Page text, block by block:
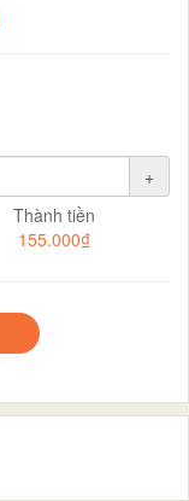
+
Thành tiền
155.000₫